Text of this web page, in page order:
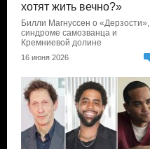
хотят жить вечно?»
Билли Магнуссен о «Дерзости»,
синдроме самозванца и
Кремниевой долине
16 июня 2026